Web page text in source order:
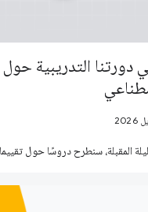
دورتنا التدريبية
المقبلة، سنطرح دروسًا حول